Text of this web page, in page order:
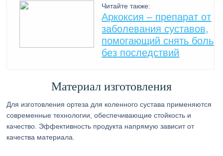
Читайте также:
Аркоксия – препарат от
заболевания суставов,
помогающий снять боль
без последствий
Материал изготовления
Для изготовления ортеза для коленного сустава применяются
современные технологии, обеспечивающие стойкость и
качество. Эффективность продукта напрямую зависит от
качества материала.